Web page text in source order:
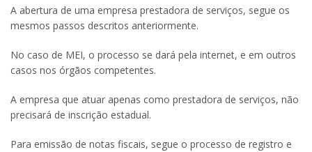
A abertura de uma empresa prestadora de serviços, segue os
mesmos passos descritos anteriormente.
No caso de MEI, o processo se dará pela internet, e em outros
casos nos órgãos competentes.
A empresa que atuar apenas como prestadora de serviços, não
precisará de inscrição estadual.
Para emissão de notas fiscais, segue o processo de registro e